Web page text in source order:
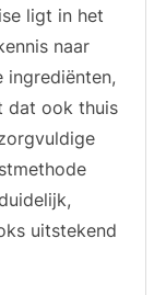
ligt in het
naar
ingrediënten,
dat ook thuis
uitstekend